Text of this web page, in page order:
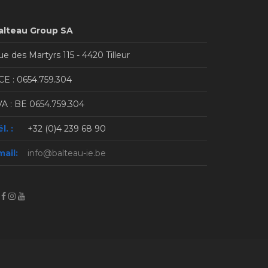
Group SA
des Martyrs 115 - 4420 Tilleur
: 0654.759.304
: BE 0654.759.304
: +32 (0)4 239 68 90
info@balteau-ie.be